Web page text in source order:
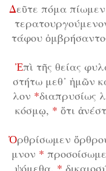
Δεῦ­τε πό­μα
τά­φου
Ἐ­πὶ τῆς θεί­ας
στή­τω μεθ᾿ ἡ­μῶν
λον *δι­α­πρυ­σί­ως
κό­σμῳ, * ὅ­τι
Ὀρ­θρί­σω­μεν
μνον *
ψό­με­θα, *